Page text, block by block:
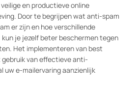
en productieve online
Door te begrijpen wat anti-spam
er zijn en hoe verschillende
je jezelf beter beschermen tegen
Het implementeren van best
van effectieve anti-
uw e-mailervaring aanzienlijk